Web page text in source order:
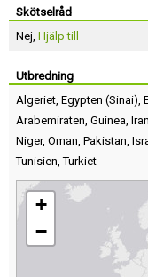
Skötselråd
Nej, Hjälp till
Utbredning
Algeriet, Egypten (Sinai),
Arabemiraten, Guinea, Iran
Niger, Oman, Pakistan,
Tunisien,Turkiet
+
−